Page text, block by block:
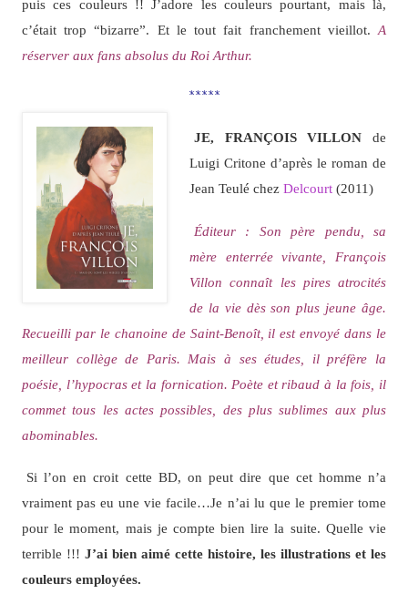
puis ces couleurs !! J’adore les couleurs pourtant, mais là,
c’était trop “bizarre”. Et le tout fait franchement vieillot.A
réserver aux fans absolus du Roi Arthur.
*****
JE, FRANÇOIS VILLON de
Luigi Critone d’après le roman de
Jean Teulé chez Delcourt(2011)
Éditeur : Son père pendu, sa
mère enterrée vivante, François
Villon connaît les pires atrocités
de la vie dès son plus jeune âge.
Recueilli par le chanoine de Saint-Benoît, il est envoyé dans le
meilleur collège de Paris. Mais à ses études, il préfère la
poésie, l’hypocras et la fornication. Poète et ribaud à la fois, il
commet tous les actes possibles, des plus sublimes aux plus
abominables.
Si l’on en croit cette BD, on peut dire que cet homme n’a
vraiment pas eu une vie facile…Je n’ai lu que le premier tome
pour le moment, mais je compte bien lire la suite. Quelle vie
terrible !!! J’ai bien aimé cette histoire, les illustrations et les
couleurs employées.